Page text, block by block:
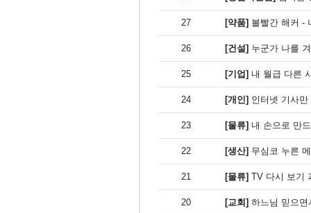
27 [약품] 볼빨간 해커 -
26 [건설] 누군가 나를
25 [기업] 내 월급 다른
24 [개인] 인터넷 기사
23 [물류] 내 손으로 만
22 [생산] 무심코 누른
21 [물류] TV 다시 보기
20 [교회] 하느님 믿으